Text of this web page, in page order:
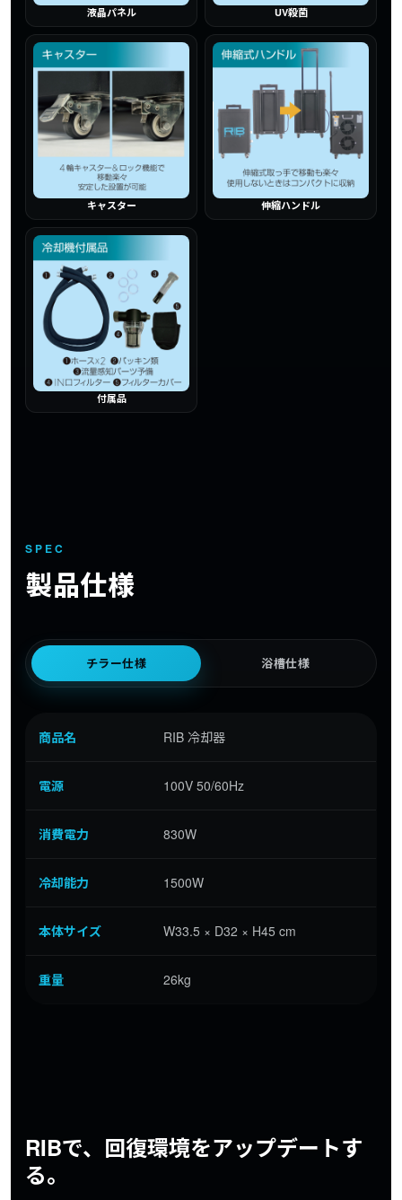
液晶パネル UV殺菌
キャスター 伸縮ハンドル
付属品
SPEC
製品仕様
チラー仕様 浴槽仕様
商品名 RIB 冷却器
電源 100V 50/60Hz
消費電力 830W
冷却能力 1500W
本体サイズ W33.5 × D32 × H45 cm
重量 26kg
RIBで、回復環境をアップデートす
る。